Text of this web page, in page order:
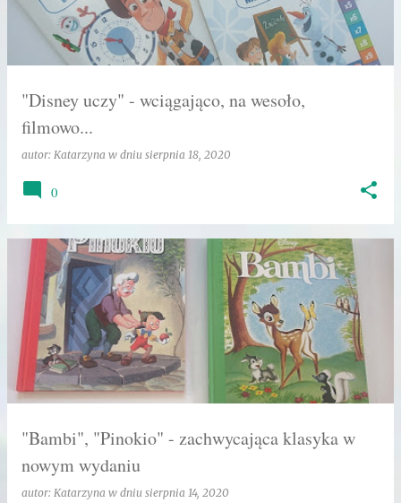
"Disney uczy" - wciągająco, na wesoło,
filmowo...
autor: Katarzyna w dniu sierpnia 18, 2020
0
"Bambi", "Pinokio" - zachwycająca klasyka w
nowym wydaniu
autor: Katarzyna w dniu sierpnia 14, 2020